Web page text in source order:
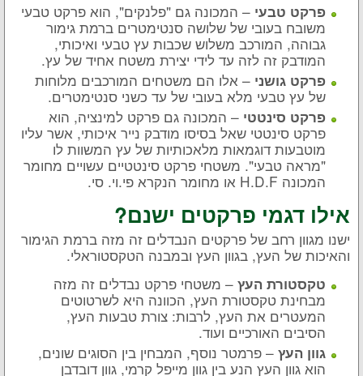
פרקט טבעי – המכונה גם "פלנקים", הוא פרקט טבעי
משובח בעובי של שלושה סנטימטרים ברמת גימור
גבוהה, המורכב משלוש שכבות עץ טבעי ואיכותי,
המודבק זה לזה עד לידי יצירת משטח אחיד של עץ.
פרקט גושני – אלו הם משטחים המורכבים מלוחות
של עץ טבעי מלא בעובי של עד כשני סנטימטרים.
פרקט סינטטי – המכונה גם פרקט למינציה, הוא
פרקט סינטטי שאל בסיסו מודבק נייר איכותי, אשר עליו
מוטבעות דוגמאות מלאכותיות של עץ המשוות לו
"מראה טבעי". משטחי פרקט סינטטיים עשויים מחומר
המכונה H.D.F או מחומר הנקרא פי.וי. סי.
אילו דגמי פרקטים ישנם?
ישנו מגוון רחב של פרקטים הנבדלים זה מזה ברמת הגימור
והאיכות של העץ, בגוון העץ ובמבנה הטקסטוראלי.
טקסטורת העץ – משטחי פרקט נבדלים זה מזה
מבחינת טקסטורת העץ, הכוונה היא לשרטוטים
המעטרים את העץ, לרבות: צורת טבעות העץ,
הסיבים האורכיים ועוד.
גוון העץ – פרמטר נוסף, המבחין בין הסוגים שונים,
הוא גוון העץ הנע בין גוון מייפל קרמי, גוון דובדבן